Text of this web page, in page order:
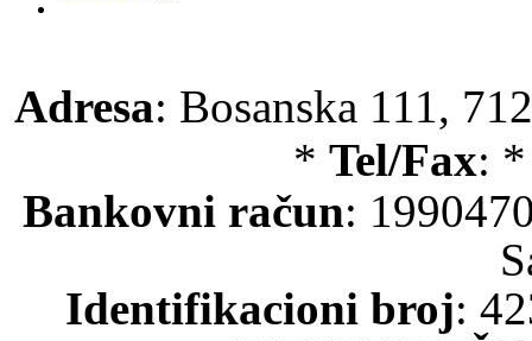
Adresa: Bosanska 111,
* Tel/Fax:
Bankovni račun:
Identifikacioni broj: